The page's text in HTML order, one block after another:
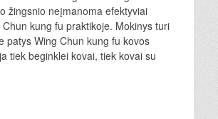
žingsnio neįmanoma efektyviai
kung fu praktikoje. Mokinys turi
patys Wing Chun kung fu kovos
tiek beginklei kovai, tiek kovai su